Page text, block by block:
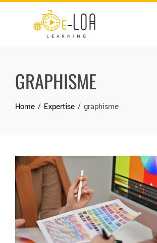
GRAPHISME
Home Expertise graphisme